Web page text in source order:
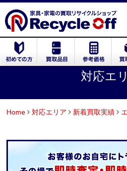
対応エ
Home 対応エリア 新着買取実績